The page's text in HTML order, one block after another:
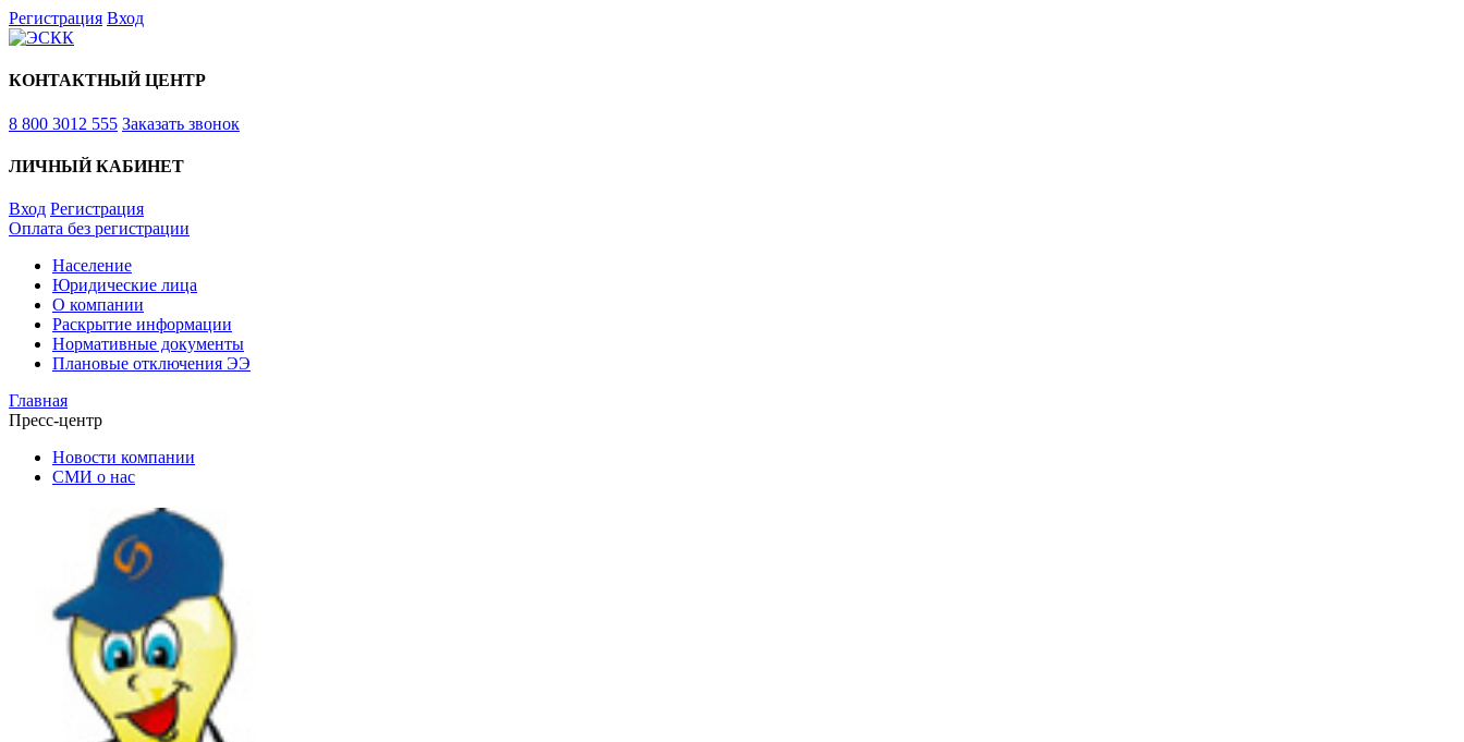
Регистрация Вход
КОНТАКТНЫЙ ЦЕНТР
8 800 3012 555 Заказать звонок
ЛИЧНЫЙ КАБИНЕТ
Вход Регистрация
Оплата без регистрации
Население
Юридические лица
О компании
Раскрытие информации
Нормативные документы
Плановые отключения ЭЭ
Главная
Пресс-центр
Новости компании
СМИ о нас